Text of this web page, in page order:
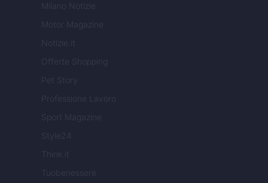
Milano Notizie
Motor Magazine
Notizie.it
Offerte Shopping
Pet Story
Professione Lavoro
Sport Magazine
Style24
Think.it
Tuobenessere